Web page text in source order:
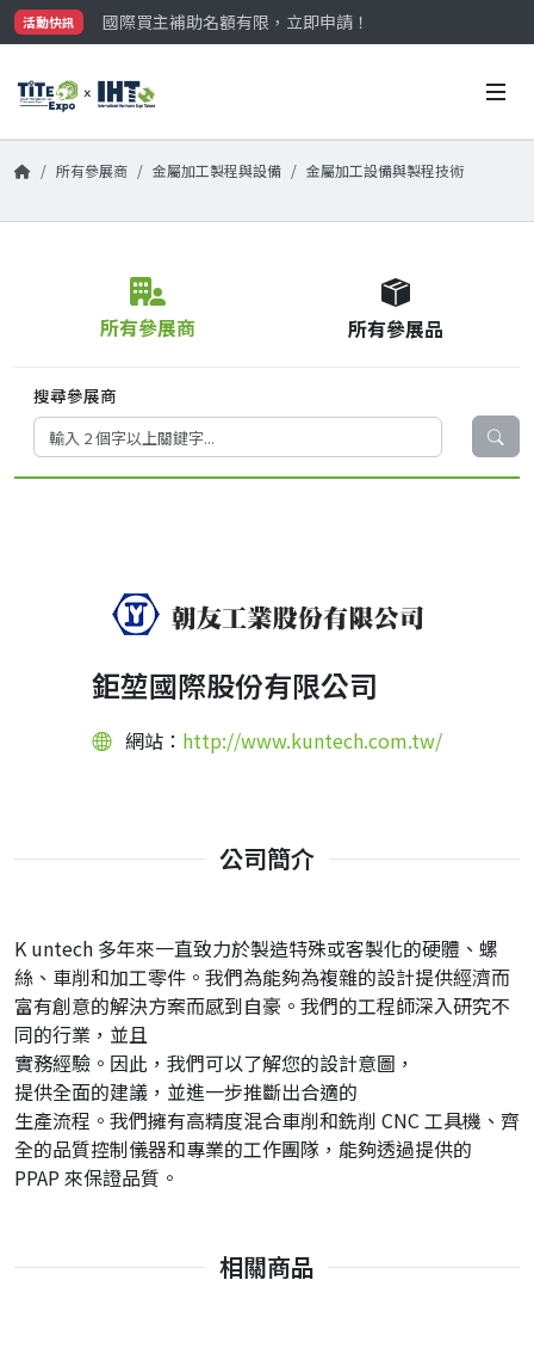
活動快訊
國際買主補助名額有限，立即申請！
參觀門票開放申請中‼️
國際買主補助名額有限，立即申請！
所有參展商 金屬加工製程與設備 金屬加工設備與製程技術
所有參展商 所有參展品
搜尋參展商
鉅堃國際股份有限公司
網站： http://www.kuntech.com.tw/
公司簡介
K untech 多年來一直致力於製造特殊或客製化的硬體、螺
絲、車削和加工零件。我們為能夠為複雜的設計提供經濟而
富有創意的解決方案而感到自豪。我們的工程師深入研究不
同的行業，並且
實務經驗。因此，我們可以了解您的設計意圖，
提供全面的建議，並進一步推斷出合適的
生產流程。我們擁有高精度混合車削和銑削 CNC 工具機、齊
全的品質控制儀器和專業的工作團隊，能夠透過提供的
PPAP 來保證品質。
相關商品